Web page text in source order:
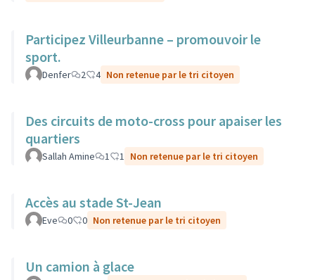
Participez Villeurbanne – promouvoir le
sport.
Denfer 2 4 Non retenue par le tri citoyen
Des circuits de moto-cross pour apaiser les
quartiers
Sallah Amine 1 1 Non retenue par le tri citoyen
Accès au stade St-Jean
Eve 0 0 Non retenue par le tri citoyen
Un camion à glace